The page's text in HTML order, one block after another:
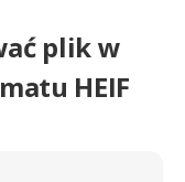
plik w
HEIF